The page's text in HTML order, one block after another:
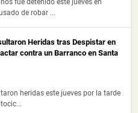
fue detenido este jueves en
de robar ...
Heridas tras Despistar en
contra un Barranco en Santa
heridas este jueves por la tarde